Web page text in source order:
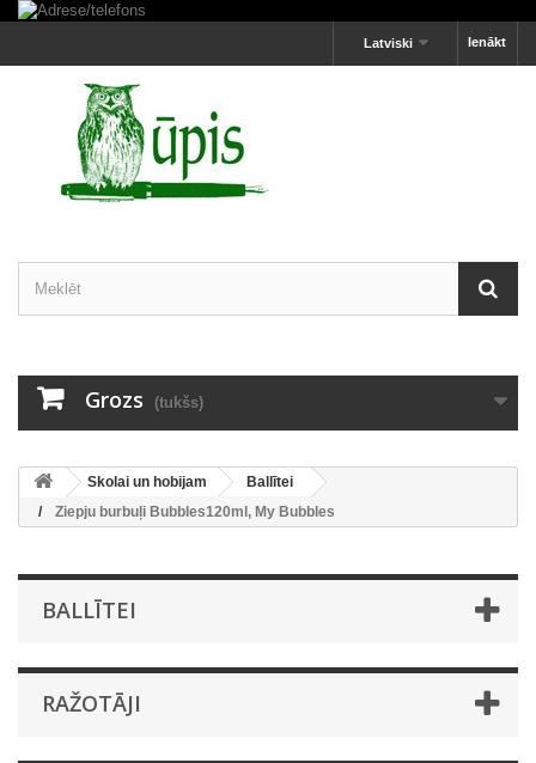
Ienākt
Latviski
Grozs (tukšs)
Skolai un hobijam
Ballītei
Ziepju burbuļi Bubbles120ml, My Bubbles
BALLĪTEI
RAŽOTĀJI